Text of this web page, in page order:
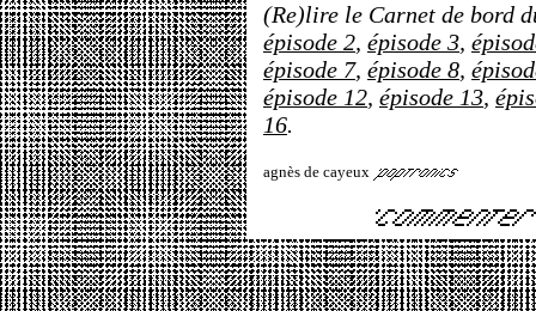
(Re)lire le Carnet de bord
épisode 2, épisode 3,
épisode 7, épisode 8,
épisode 12, épisode 13,
16.
agnès de cayeux